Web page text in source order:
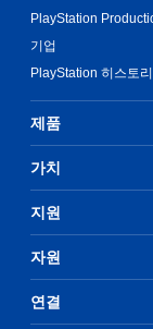
PlayStation
기업
PlayStation 히스토리
제품
가치
지원
자원
연결